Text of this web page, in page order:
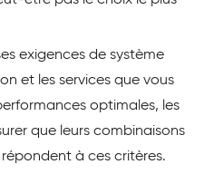
exigences de système
et les services que vous
optimales, les
que leurs combinaisons
à ces critères.